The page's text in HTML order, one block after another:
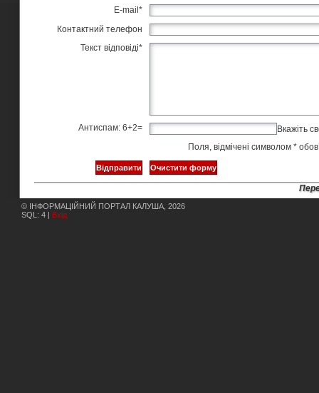
E-mail *
Контактний телефон
Текст відповіді*
Антиспам: 6+2=
Вкажіть
Поля, відмічені символом *
© ІНФОРМАЦІЙНИЙ ПОРТАЛ КАЛУША, 2026
SQL: 4 | Вхід